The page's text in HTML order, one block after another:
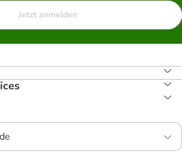
Jetzt anmelden